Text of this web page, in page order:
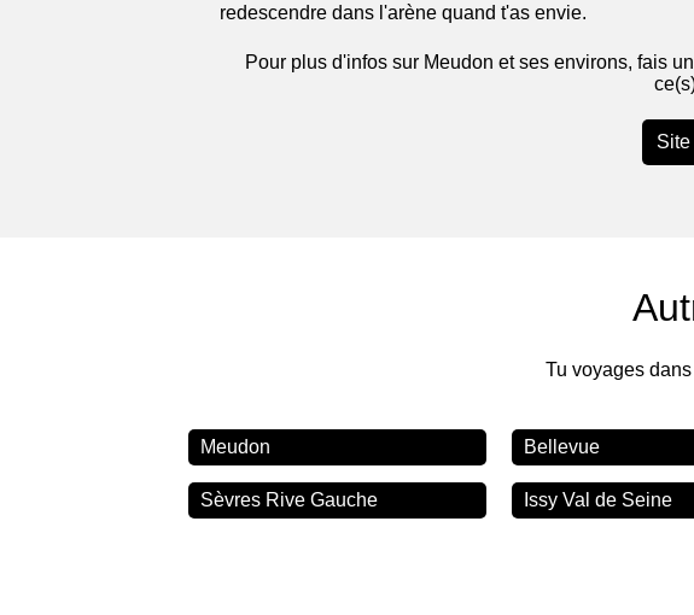
redescendre dans l'arène quand t'as envie.
Pour plus d'infos sur Meudon et ses environs, fais
Tu voyages
Meudon Bellevue
Sèvres Rive Gauche Issy Val de Seine